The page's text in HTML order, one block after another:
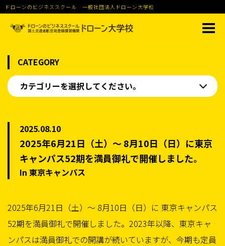
ドローンのビジネススクール 一般社団法人ドローン大学校
CATEGORY
カテゴリーを選択してください。
2025.08.10
2025年6月21日（土）〜 8月10日（日）に東京
キャンパス52期を満員御礼で開催しました。
In 東京キャンパス
2025年6月21日（土）〜 8月10日（日）に 東京キャンパス
52期を満員御礼で開催しました。2023年以降、東京キャ
ンパスは満員御礼での開講が続いていますが、今期も定員